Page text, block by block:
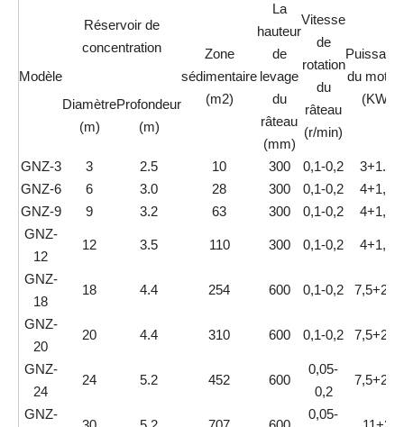
Modèle
Réservoir de
concentration
Zone
sédimentaire
(m2)
La
hauteur
de
levage
du
râteau
(mm)
Vitesse
de
rotation
du
râteau
(r/min)
du
(KW)
Diamètre
(m)
Profondeur
(m)
GNZ-3 3 2.5 10 300 0,1-0,2
3+1.1
GNZ-6
6 3.0 28 300 0,1-0,2
4+1,5
GNZ-9
9 3.2 63 300 0,1-0,2
4+1,5
GNZ-
12
12 3.5 110 300 0,1-0,2 4+1,5
GNZ-
18
18 4.4 254 600 0,1-0,2 7,5+2,2
GNZ-
20
20 4.4 310 600 0,1-0,2 7,5+2,2
GNZ-
24
24 5.2 452 600
0,05-
0,2
7,5+2,2
GNZ-
0,05-